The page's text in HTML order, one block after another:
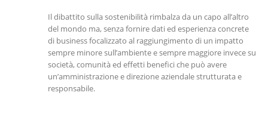
Il dibattito sulla sostenibilità rimbalza da un capo all’altro
del mondo ma, senza fornire dati ed esperienza concrete
di business focalizzato al raggiungimento di un impatto
sempre minore sull’ambiente e sempre maggiore invece su
società, comunità ed effetti benefici che può avere
un’amministrazione e direzione aziendale strutturata e
responsabile.